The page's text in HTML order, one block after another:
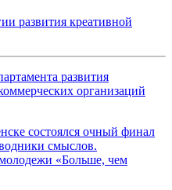
развития креативной
развития
организаций